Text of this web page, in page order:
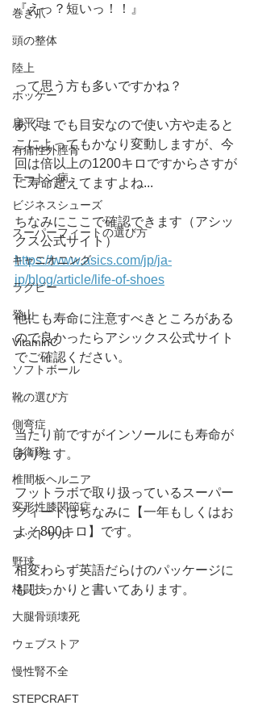
巻き爪
頭の整体
陸上
ホッケー
扁平足
有痛性外脛骨
モートン病
ビジネスシューズ
スーパーフィートの選び方
キャニオニング
ラグビー
登山
VitaminC
ソフトボール
靴の選び方
側弯症
自衛隊
椎間板ヘルニア
変形性膝関節症
フットサル
野球
格闘技
大腿骨頭壊死
ウェブストア
慢性腎不全
STEPCRAFT
『えっ？短いっ！！』
って思う方も多いですかね？
あくまでも目安なので使い方や走ると
こによってもかなり変動しますが、今
回は倍以上の1200キロですからさすが
に寿命超えてますよね...
ちなみにここで確認できます（アシッ
クス公式サイト）
https://www.asics.com/jp/ja-
jp/blog/article/life-of-shoes
他にも寿命に注意すべきところがある
ので良かったらアシックス公式サイト
でご確認ください。
当たり前ですがインソールにも寿命が
あります。
フットラボで取り扱っているスーパー
フィートはちなみに【一年もしくはお
よそ800キロ】です。
相変わらず英語だらけのパッケージに
もしっかりと書いてあります。